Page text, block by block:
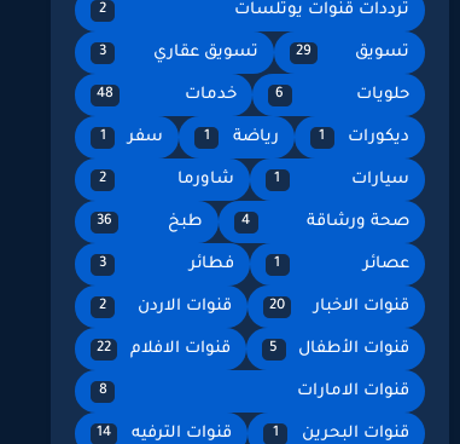
ترددات قنوات يوتلسات 2
تسويق 29 تسويق عقاري 3
حلويات 6 خدمات 48
ديكورات 1 رياضة 1 سفر 1
سيارات 1 شاورما 2
صحة ورشاقة 4 طبخ 36
عصائر 1 فطائر 3
قنوات الاخبار 20 قنوات الاردن 2
قنوات الأطفال 5 قنوات الافلام 22
قنوات الامارات 8
قنوات البحرين 1 قنوات الترفيه 14